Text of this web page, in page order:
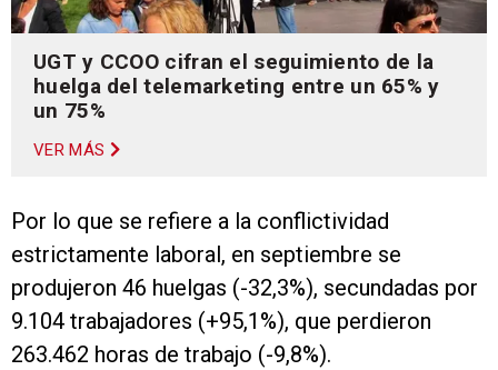
UGT y CCOO cifran el seguimiento de la
huelga del telemarketing entre un 65% y
un 75%
VER MÁS
Por lo que se refiere a la conflictividad
estrictamente laboral, en septiembre se
produjeron 46 huelgas (-32,3%), secundadas por
9.104 trabajadores (+95,1%), que perdieron
263.462 horas de trabajo (-9,8%).